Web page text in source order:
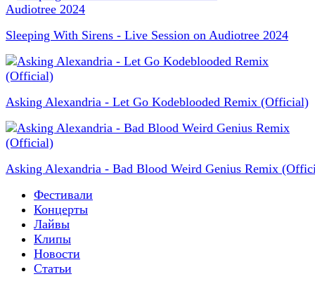
Sleeping With Sirens - Live Session on Audiotree 2024
Asking Alexandria - Let Go Kodeblooded Remix (Official)
Asking Alexandria - Bad Blood Weird Genius Remix
Фестивали
Концерты
Лайвы
Клипы
Новости
Статьи